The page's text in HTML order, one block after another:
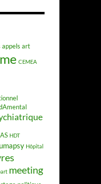
appels art
CEMEA
HDT
Hôpital
meeting